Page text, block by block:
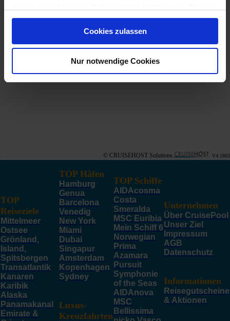
gesammelt haben.
Cookies zulassen
Nur notwendige Cookies
© CRUISEHOST Solutions V4.1663
TOP
Reiseziele
Mittelmeer
Ostsee
Grönland,
Island,
Spitsbergen
Transatlantik
Kanaren
Karibik
Alaska
Panamakanal
Emirate &
TOP Häfen
Hamburg
Genua
Barcelona
Venedig
New York
Miami
Dubai
Singapur
Amsterdam
Kopenhagen
Sydney
Luxus-
Kreuzfahrten
TOP Schiffe
AIDAcosma
Costa
Smeralda
MSC Euribia
Mein Schiff 6
Norwegian
Prima
Azamara
Pursuit
Symphonie
of the Seas
AIDAnova
MSC
Bellissima
Unternehmen
Über CruisePool
Unser Ziel
Impressum
AGB
Datenschutz
Informationen
Reisegutscheine
& Aktionen